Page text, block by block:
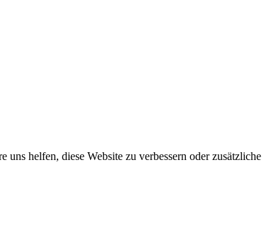
helfen, diese Website zu verbessern oder